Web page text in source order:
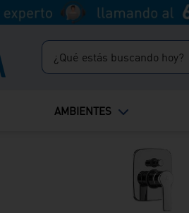
¿Qué estás buscando hoy?
AMBIENTES